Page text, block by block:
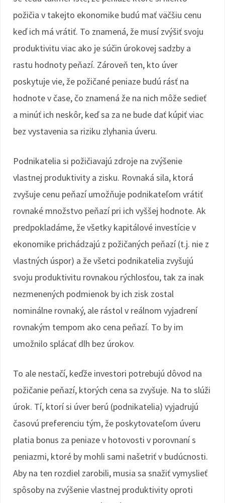
požičia v takejto ekonomike budú mať väčšiu cenu
keď ich má vrátiť. To znamená, že musí zvýšiť svoju
produktivitu viac ako je súčin úrokovej sadzby a
rastu hodnoty peňazí. Zároveň ten, kto úver
poskytuje vie, že požičané peniaze budú rásť na
hodnote v čase, čo znamená že na nich môže sedieť
a minúť ich neskôr, keď sa za ne bude dať kúpiť viac
bez vystavenia sa riziku zlyhania úveru.
Podnikatelia si požičiavajú zdroje na zvýšenie
vlastnej produktivity a zisku. Rovnaká sila, ktorá
zvyšuje cenu peňazí umožňuje podnikateľom vrátiť
rovnaké množstvo peňazí pri ich vyššej hodnote. Ak
predpokladáme, že všetky kapitálové investície v
ekonomike prichádzajú z požičaných peňazí (t.j. nie z
vlastných úspor) a že všetci podnikatelia zvyšujú
svoju produktivitu rovnakou rýchlosťou, tak za inak
nezmenených podmienok by ich zisk zostal
nominálne rovnaký, ale rástol v reálnom vyjadrení
rovnakým tempom ako cena peňazí. To by im
umožnilo splácať dlh bez úrokov.
To ale nestačí, keďže investori potrebujú dôvod na
požičanie peňazí, ktorých cena sa zvyšuje. Na to slúži
úrok. Tí, ktorí si úver berú (podnikatelia) vyjadrujú
časovú preferenciu tým, že poskytovateľom úveru
platia bonus za peniaze v hotovosti v porovnaní s
peniazmi, ktoré by mohli sami našetriť v budúcnosti.
Aby na ten rozdiel zarobili, musia sa snažiť vymyslieť
spôsoby na zvýšenie vlastnej produktivity oproti